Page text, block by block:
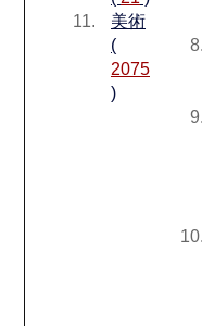
美術
(
2075
)